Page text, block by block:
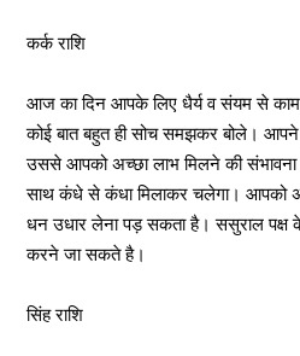
कर्क राशि
आज का दिन आपके लिए धैर्य व संयम से
कोई बात बहुत ही सोच समझकर बोले। आपने
उससे आपको अच्छा लाभ मिलने की
साथ कंधे से कंधा मिलाकर चलेगा। आपको
धन उधार लेना पड़ सकता है। ससुराल पक्ष
करने जा सकते है।
सिंह राशि